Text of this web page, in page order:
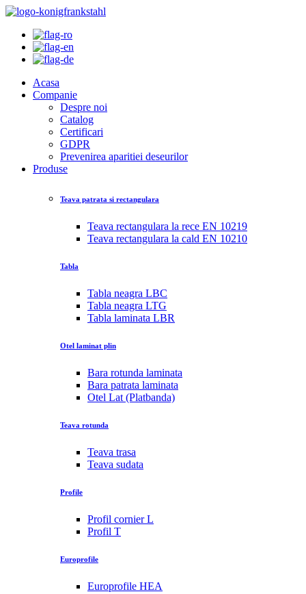
Acasa
Companie
Despre noi
Catalog
Certificari
GDPR
Prevenirea aparitiei deseurilor
Produse
Teava patrata si rectangulara
Teava rectangulara la rece EN 10219
Teava rectangulara la cald EN 10210
Tabla
Tabla neagra LBC
Tabla neagra LTG
Tabla laminata LBR
Otel laminat plin
Bara rotunda laminata
Bara patrata laminata
Otel Lat (Platbanda)
Teava rotunda
Teava trasa
Teava sudata
Profile
Profil cornier L
Profil T
Europrofile
Europrofile HEA